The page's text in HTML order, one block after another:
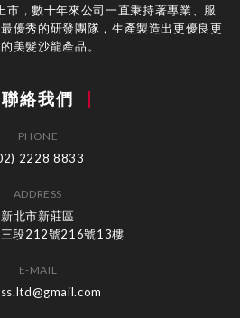
市，數十年來公司一直秉持著專業、服
優秀的研發團隊，生產製造出更優良更
美髮沙龍產品。
聯絡我們
PHONE
2228 8833
ADDRESS
新北市新莊區
段212號216號13樓
E-MAIL